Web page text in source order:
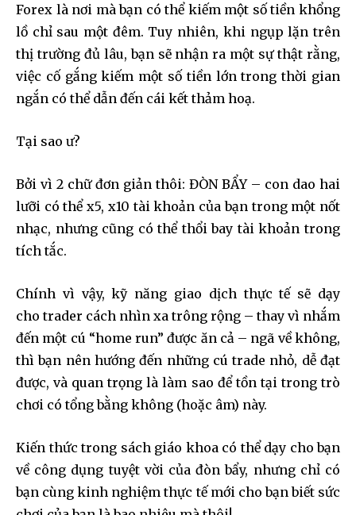
Forex là nơi mà bạn có thể kiếm một số tiền khổng
lồ chỉ sau một đêm. Tuy nhiên, khi ngụp lặn trên
thị trường đủ lâu, bạn sẽ nhận ra một sự thật rằng,
việc cố gắng kiếm một số tiền lớn trong thời gian
ngắn có thể dẫn đến cái kết thảm hoạ.
Tại sao ư?
Bởi vì 2 chữ đơn giản thôi: ĐÒN BẨY – con dao hai
lưỡi có thể x5, x10 tài khoản của bạn trong một nốt
nhạc, nhưng cũng có thể thổi bay tài khoản trong
tích tắc.
Chính vì vậy, kỹ năng giao dịch thực tế sẽ dạy
cho trader cách nhìn xa trông rộng – thay vì nhắm
đến một cú “home run” được ăn cả – ngã về không,
thì bạn nên hướng đến những cú trade nhỏ, dễ đạt
được, và quan trọng là làm sao để tồn tại trong trò
chơi có tổng bằng không (hoặc âm) này.
Kiến thức trong sách giáo khoa có thể dạy cho bạn
về công dụng tuyệt vời của đòn bẩy, nhưng chỉ có
bạn cùng kinh nghiệm thực tế mới cho bạn biết sức